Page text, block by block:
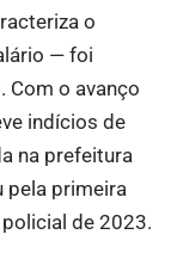
o
— foi
Com o avanço
indícios de
na prefeitura
pela primeira
de 2023.